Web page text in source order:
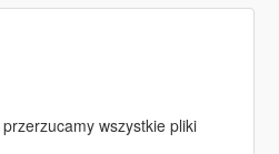
wszystkie pliki